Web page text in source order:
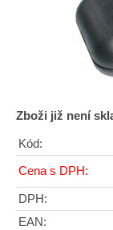
Zboži již není
Kód:
Cena s DPH:
DPH:
EAN: